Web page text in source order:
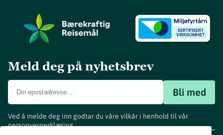
Meld deg på nyhetsbrev
Bli med
Ved å melde deg inn godtar du våre vilkår i henhold til vår
personvernerklæring.